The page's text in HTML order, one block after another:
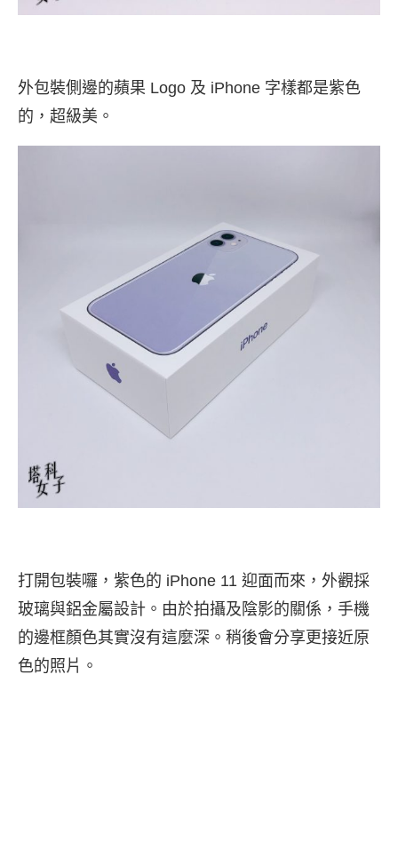
外包裝側邊的蘋果 Logo 及 iPhone 字樣都是紫色
的，超級美。
打開包裝囉，紫色的 iPhone 11 迎面而來，外觀採
玻璃與鋁金屬設計。由於拍攝及陰影的關係，手機
的邊框顏色其實沒有這麼深。稍後會分享更接近原
色的照片。